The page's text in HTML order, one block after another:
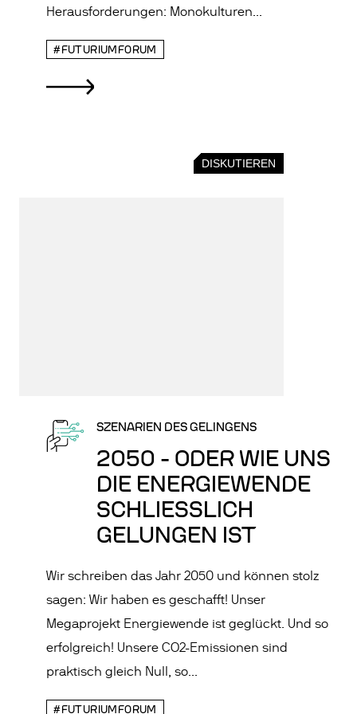
Herausforderungen: Monokulturen...
#FUTURIUMFORUM
DISKUTIEREN
SZENARIEN DES GELINGENS
2050 - ODER WIE UNS
DIE ENERGIEWENDE
SCHLIESSLICH G
ELUNGEN IST
Wir schreiben das Jahr 2050 und können stolz
sagen: Wir haben es geschafft! Unser
Megaprojekt Energiewende ist geglückt. Und so
erfolgreich! Unsere CO2-Emissionen sind
praktisch gleich Null, so...
#FUTURIUMFORUM